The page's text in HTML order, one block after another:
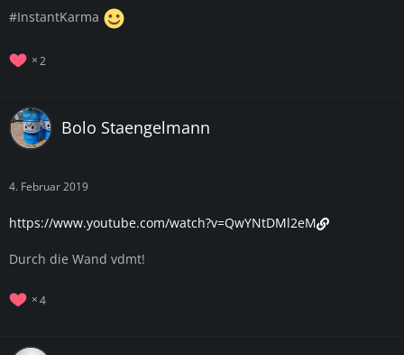
#InstantKarma
2
Bolo Staengelmann
4. Februar 2019
https://www.youtube.com/watch?v=QwYNtDMl2eM
Durch die Wand vdmt!
4